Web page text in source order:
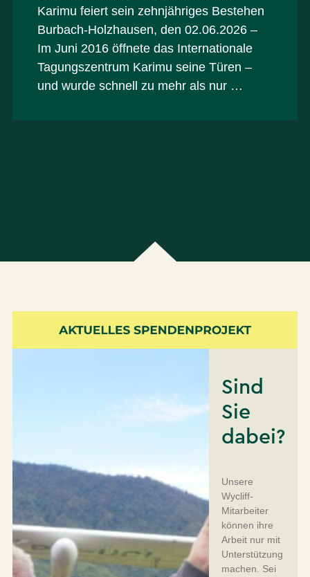
Karimu feiert sein zehnjähriges Bestehen
Burbach-Holzhausen, den 02.06.2026 –
Im Juni 2016 öffnete das Internationale
Tagungszentrum Karimu seine Türen –
und wurde schnell zu mehr als nur …
Sind
Sie
dabei?
Unsere
Wycliff-
Mitarbeiter
können ihre
Arbeit nur mit
Unterstützung
machen. Sei